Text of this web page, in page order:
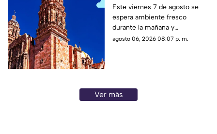
del clima en Zacatecas
HOY viernes 7 de
agosto
Este viernes 7 de agosto se
espera ambiente fresco
durante la mañana y
temperaturas cálidas por la
agosto 06, 2026 08:07 p. m.
Ver más